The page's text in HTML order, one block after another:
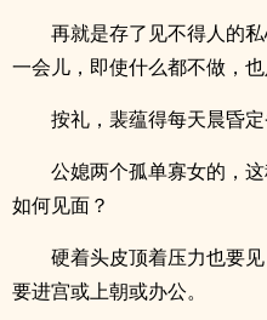
再就是存了见不得人的
一会儿，即使什么都不做，也
按礼，裴蕴得每天晨昏定
公媳两个孤单寡女的，
如何见面？
硬着头皮顶着压力也要
要进宫或上朝或办公。